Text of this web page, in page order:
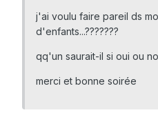
j'ai voulu faire pareil ds
d'enfants...???????
qq'un saurait-il si oui ou
merci et bonne soirée